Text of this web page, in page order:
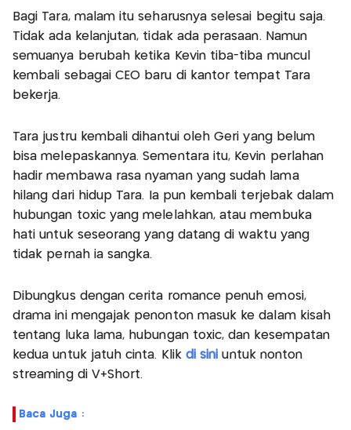
Bagi Tara, malam itu seharusnya selesai begitu saja.
Tidak ada kelanjutan, tidak ada perasaan. Namun
semuanya berubah ketika Kevin tiba-tiba muncul
kembali sebagai CEO baru di kantor tempat Tara
bekerja.
Tara justru kembali dihantui oleh Geri yang belum
bisa melepaskannya. Sementara itu, Kevin perlahan
hadir membawa rasa nyaman yang sudah lama
hilang dari hidup Tara. Ia pun kembali terjebak dalam
hubungan toxic yang melelahkan, atau membuka
hati untuk seseorang yang datang di waktu yang
tidak pernah ia sangka.
Dibungkus dengan cerita romance penuh emosi,
drama ini mengajak penonton masuk ke dalam kisah
tentang luka lama, hubungan toxic, dan kesempatan
kedua untuk jatuh cinta. Klik di sini untuk nonton
streaming di V+Short.
Baca Juga :